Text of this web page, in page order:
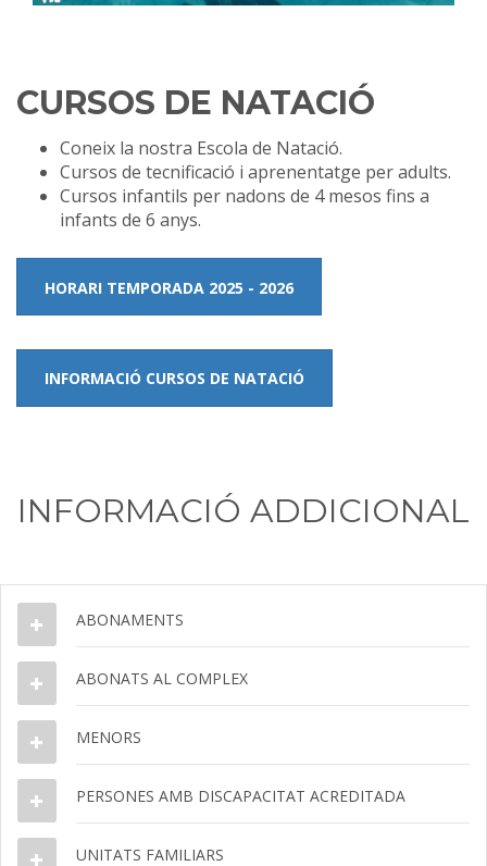
CURSOS DE NATACIÓ
Coneix la nostra Escola de Natació.
Cursos de tecnificació i aprenentatge per adults.
Cursos infantils per nadons de 4 mesos fins a
infants de 6 anys.
HORARI TEMPORADA 2025 - 2026
INFORMACIÓ CURSOS DE NATACIÓ
INFORMACIÓ ADDICIONAL
ABONAMENTS
ABONATS AL COMPLEX
MENORS
PERSONES AMB DISCAPACITAT ACREDITADA
UNITATS FAMILIARS